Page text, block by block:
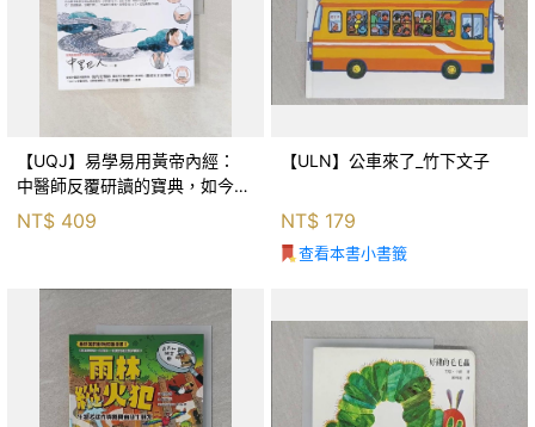
【UQJ】易學易用黃帝內經：
中醫師反覆研讀的寶典，如今一
般人也能實踐。12條經絡、365
個穴位白話詳解，經之所過，病
NT$ 409
【ULN】公車來了_竹下文子
NT$ 179
查看本書小書籤